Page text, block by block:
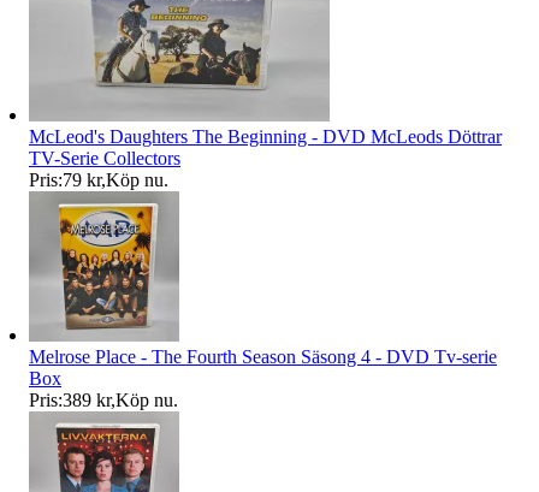
McLeod's Daughters The Beginning - DVD McLeods Döttrar
TV-Serie Collectors
Pris:79 kr,Köp nu.
Melrose Place - The Fourth Season Säsong 4 - DVD Tv-serie
Box
Pris:389 kr,Köp nu.